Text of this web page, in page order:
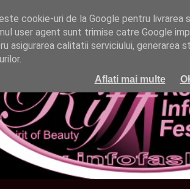
cookie-uri de la Google pentru livrarea
user agent sunt trimise catre Google
asigurarea calitatii serviciului, generarea
Aflati mai multe